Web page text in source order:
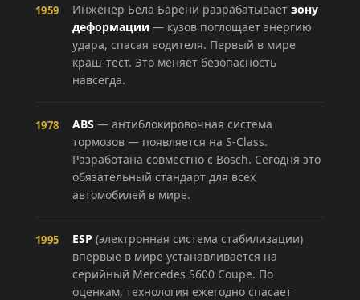
1959 Инженер Бела Барени разрабатывает зону
деформации — кузов поглощает энергию
удара, спасая водителя. Первый в мире
краш-тест. Это меняет безопасность
навсегда.
1978 ABS — антиблокировочная система
тормозов — появляется на S-Class.
Разработана совместно с Bosch. Сегодня это
обязательный стандарт для всех
автомобилей в мире.
1995 ESP (электронная система стабилизации)
впервые в мире устанавливается на
серийный Mercedes S600 Coupe. По
оценкам, технология ежегодно спасает